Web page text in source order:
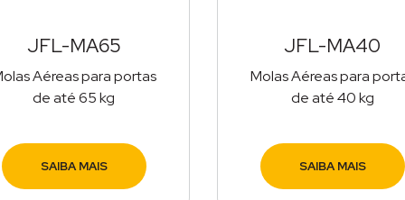
JFL-MA65
Aéreas para portas
de até 65 kg
SAIBA MAIS
JFL-MA40
Molas Aéreas para
de até 40 kg
SAIBA MAIS